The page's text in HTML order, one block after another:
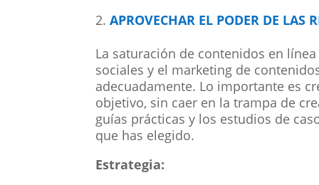
APROVECHAR EL PODER DE LAS
La saturación de contenidos en
sociales y el marketing de
adecuadamente. Lo importante es
objetivo, sin caer en la trampa de
guías prácticas y los estudios de
que has elegido.
Estrategia: